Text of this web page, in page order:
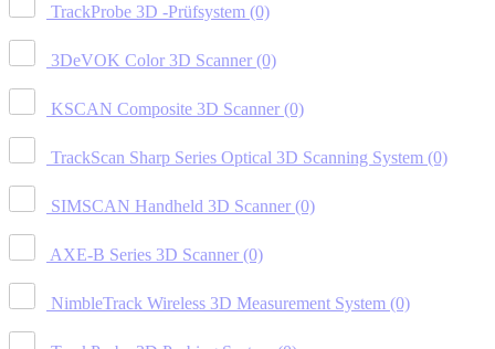
TrackProbe 3D -Prüfsystem (0)
3DeVOK Color 3D Scanner (0)
KSCAN Composite 3D Scanner (0)
TrackScan Sharp Series Optical 3D Scanning System (0)
SIMSCAN Handheld 3D Scanner (0)
AXE-B Series 3D Scanner (0)
NimbleTrack Wireless 3D Measurement System (0)